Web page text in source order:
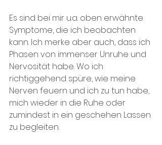
Es sind bei mir u.a. oben erwähnte
Symptome, die ich beobachten
kann. Ich merke aber auch, dass ich
Phasen von immenser Unruhe und
Nervosität habe. Wo ich
richtiggehend spüre, wie meine
Nerven feuern und ich zu tun habe,
mich wieder in die Ruhe oder
zumindest in ein geschehen Lassen
zu begleiten.